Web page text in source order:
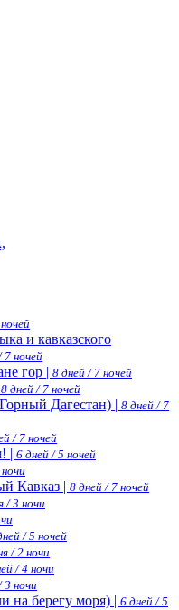
и кавказского
7 ночей
гор | 8 дней / 7 ночей
8 дней / 7 ночей
Дагестан) | 8 дней / 7
/ 7 ночей
| 6 дней / 5 ночей
Кавказ | 8 дней / 7 ночей
/ 3 ночи
/ 5 ночей
/ 2 ночи
/ 4 ночи
3 ночи
на берегу моря) | 6 дней / 5